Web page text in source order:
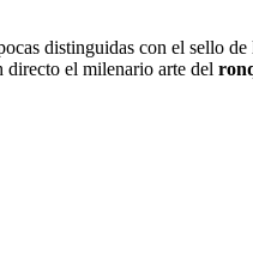
distinguidas con el sello
directo el milenario arte del